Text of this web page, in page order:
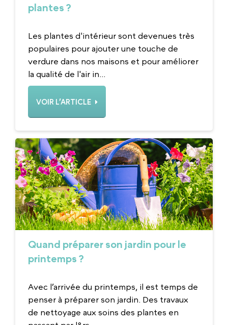
plantes ?
Les plantes d'intérieur sont devenues très
populaires pour ajouter une touche de
verdure dans nos maisons et pour améliorer
la qualité de l'air in...
VOIR L’ARTICLE
Quand préparer son jardin pour le
printemps ?
Avec l’arrivée du printemps, il est temps de
penser à préparer son jardin. Des travaux
de nettoyage aux soins des plantes en